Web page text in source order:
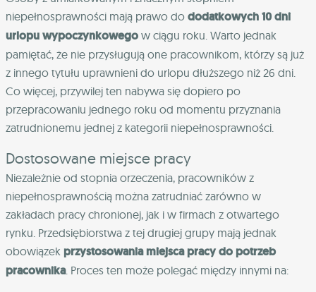
niepełnosprawności mają prawo do dodatkowych 10 dni
urlopu wypoczynkowego w ciągu roku. Warto jednak
pamiętać, że nie przysługują one pracownikom, którzy są już
z innego tytułu uprawnieni do urlopu dłuższego niż 26 dni.
Co więcej, przywilej ten nabywa się dopiero po
przepracowaniu jednego roku od momentu przyznania
zatrudnionemu jednej z kategorii niepełnosprawności.
Dostosowane miejsce pracy
Niezależnie od stopnia orzeczenia, pracowników z
niepełnosprawnością można zatrudniać zarówno w
zakładach pracy chronionej, jak i w firmach z otwartego
rynku. Przedsiębiorstwa z tej drugiej grupy mają jednak
obowiązek przystosowania miejsca pracy do potrzeb
pracownika. Proces ten może polegać między innymi na: